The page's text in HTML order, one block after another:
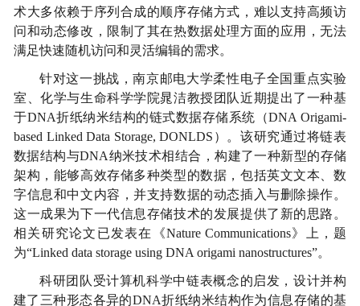
术大多依赖于序列合成的顺序存储方式，难以支持高频访
问和动态修改，限制了其在热数据处理方面的应用，无法
满足快速随机访问和灵活编辑的需求。
针对这一挑战，南京邮电大学柔性电子全国重点实验
室、化学与生命科学学院晁洁教授团队近期提出了一种基
于DNA折纸纳米结构的链式数据存储系统（DNA Origami-
based Linked Data Storage, DONLDS ）。该研究通过将链表
数据结构与DNA纳米技术相结合，构建了一种新型的存储
架构，能够高效存储多种类型的数据，包括英文文本、数
字信息和中文内容，并支持数据的动态插入与删除操作。
这一成果为下一代信息存储技术的发展提供了新的思路。
相关研究论文已发表在《Nature Communications》上，题
为“Linked data storage using DNA origami nanostructures”。
科研团队受计算机科学中链表概念的启发，设计并构
建了三种形态各异的DNA折纸纳米结构作为信息存储的基